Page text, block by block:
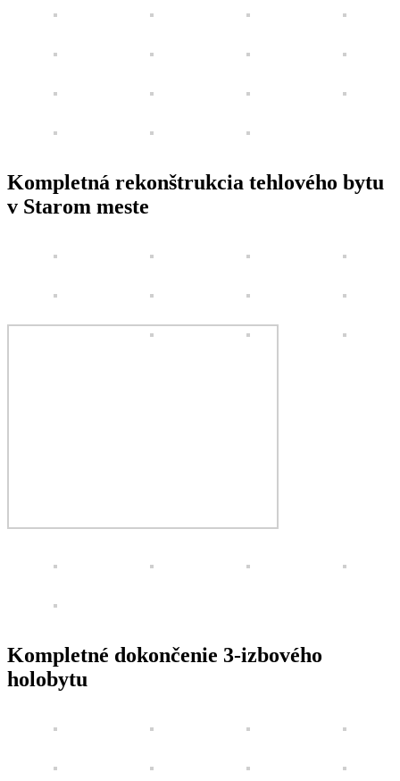
Kompletná rekonštrukcia tehlového bytu
v Starom meste
Kompletné dokončenie 3-izbového
holobytu